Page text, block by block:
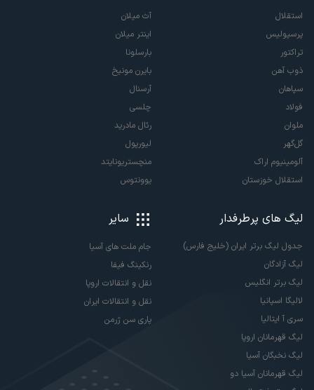
استقلال
پرسپولیس
تراکتور
ذوب آهن
سپاهان
فولاد
ملوان
گل‌گهر
آلومینیوم اراک
استقلال خوزستان
آث میلان
اینتر میلان
بارسلونا
بایرن مونیخ
آرسنال
چلسی
رئال مادرید
لیورپول
منچستریونایتد
یوونتوس
لیگ های پرطرفدار
جدول لیگ برتر ایران (خلیج فارس)
لیگ آزادگان
لیگ برتر انگلیس
لالیگا اسپانیا
سری آ ایتالیا
لیگ قهرمانان اروپا
لیگ نخبگان آسیا
لیگ قهرمانان آسیا دو
سایر
جام ملت های آسیا
رنکینگ فیفا
نقل و انتقالات اروپا
نقل و انتقالات ایران
پاری سن ژرمن